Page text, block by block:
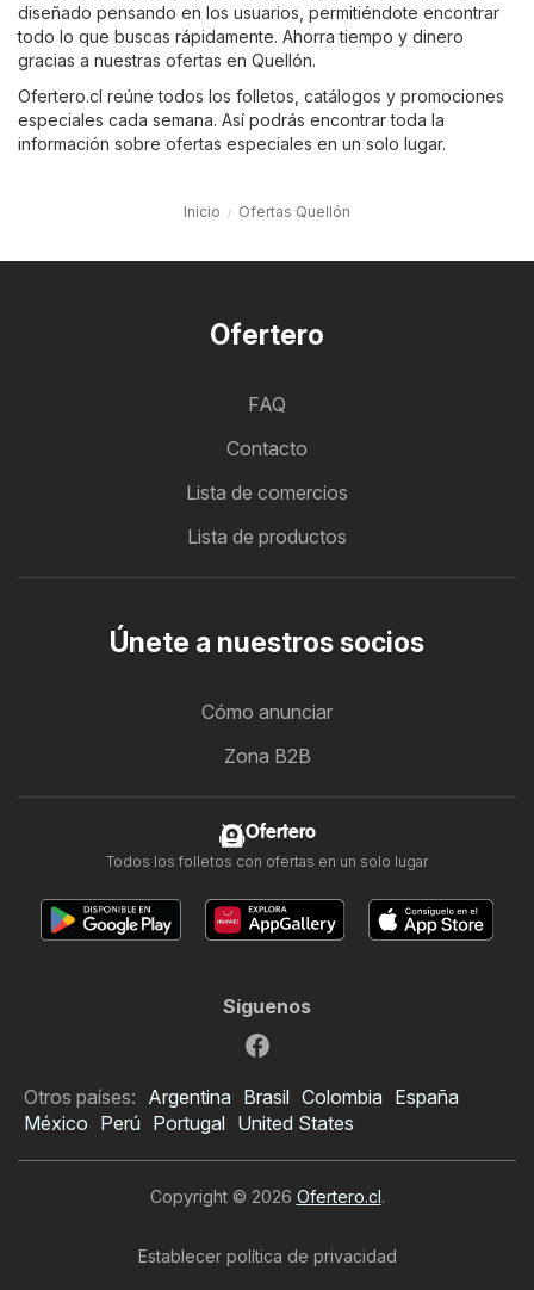
diseñado pensando en los usuarios, permitiéndote encontrar
todo lo que buscas rápidamente. Ahorra tiempo y dinero
gracias a nuestras ofertas en Quellón.
Ofertero.cl reúne todos los folletos, catálogos y promociones
especiales cada semana. Así podrás encontrar toda la
información sobre ofertas especiales en un solo lugar.
Inicio Ofertas Quellón
Ofertero
FAQ
Contacto
Lista de comercios
Lista de productos
Únete a nuestros socios
Cómo anunciar
Zona B2B
Ofertero
Todos los folletos con ofertas en un solo lugar
Síguenos
Otros países: Argentina Brasil Colombia España
México Perú Portugal United States
Copyright © 2026 Ofertero.cl.
Establecer política de privacidad